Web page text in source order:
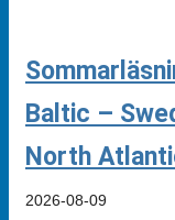
Baltic –
North
2026-08-09